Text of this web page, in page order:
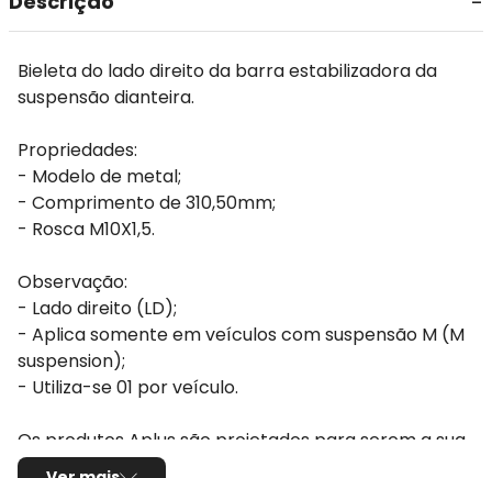
Bieleta do lado direito da barra estabilizadora da
suspensão dianteira.
Propriedades:
- Modelo de metal;
- Comprimento de 310,50mm;
- Rosca M10X1,5.
Observação:
- Lado direito (LD);
- Aplica somente em veículos com suspensão M (M
suspension);
- Utiliza-se 01 por veículo.
Os produtos Aplus são projetados para serem a sua
melhor escolha.